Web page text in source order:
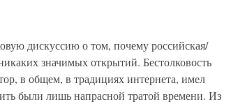
дискуссию о том, почему российская/
значимых открытий. Бестолковость
в общем, в традициях интернета, имел
были лишь напрасной тратой времени. Из